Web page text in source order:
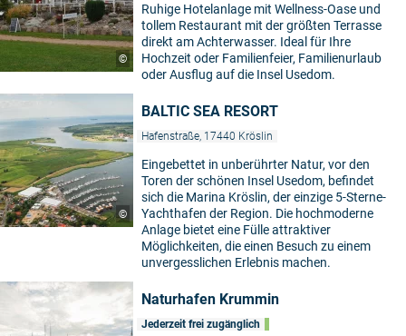
©
Ruhige Hotelanlage mit Wellness-Oase und
tollem Restaurant mit der größten Terrasse
direkt am Achterwasser. Ideal für Ihre
Hochzeit oder Familienfeier, Familienurlaub
oder Ausflug auf die Insel Usedom.
©
BALTIC SEA RESORT
Hafenstraße, 17440 Kröslin
Eingebettet in unberührter Natur, vor den
Toren der schönen Insel Usedom, befindet
sich die Marina Kröslin, der einzige 5-Sterne-
Yachthafen der Region. Die hochmoderne
Anlage bietet eine Fülle attraktiver
Möglichkeiten, die einen Besuch zu einem
unvergesslichen Erlebnis machen.
Naturhafen Krummin
Jederzeit frei zugänglich